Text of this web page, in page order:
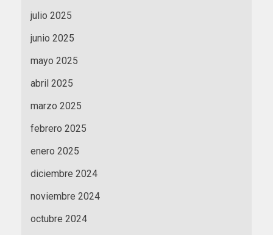
julio 2025
junio 2025
mayo 2025
abril 2025
marzo 2025
febrero 2025
enero 2025
diciembre 2024
noviembre 2024
octubre 2024